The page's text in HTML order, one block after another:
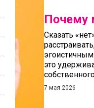
Почему
Сказать
это
7 мая 2026